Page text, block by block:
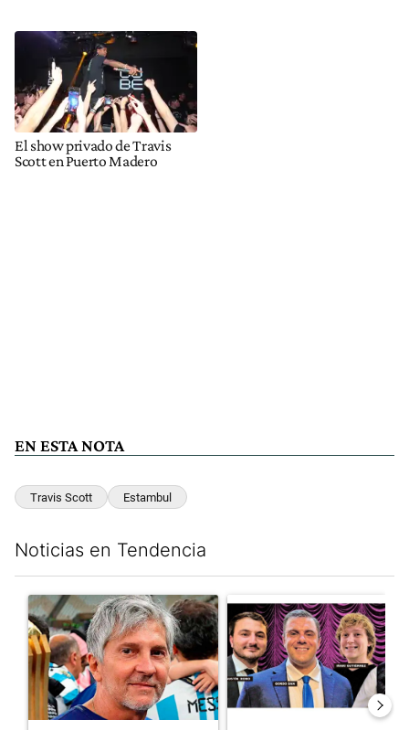
El show privado de Travis
Scott en Puerto Madero
EN ESTA NOTA
Travis Scott Estambul
Noticias en Tendencia
Un artículo de tendencia con el título "Murió Jorge Messi, el
Un artículo de tendencia con